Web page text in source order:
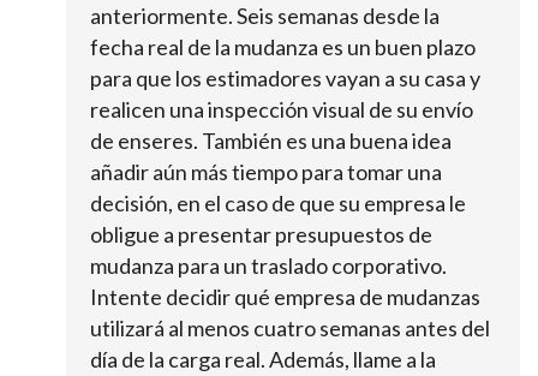
anteriormente. Seis semanas desde la
fecha real de la mudanza es un buen plazo
para que los estimadores vayan a su casa y
realicen una inspección visual de su envío
de enseres. También es una buena idea
añadir aún más tiempo para tomar una
decisión, en el caso de que su empresa le
obligue a presentar presupuestos de
mudanza para un traslado corporativo.
Intente decidir qué empresa de mudanzas
utilizará al menos cuatro semanas antes del
día de la carga real. Además, llame a la